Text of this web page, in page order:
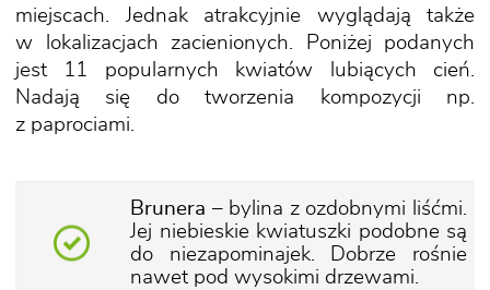
miejscach. Jednak atrakcyjnie wyglądają także
w lokalizacjach zacienionych. Poniżej podanych
jest 11 popularnych kwiatów lubiących cień.
Nadają się do tworzenia kompozycji np.
z paprociami.
Brunera – bylina z ozdobnymi liśćmi.
Jej niebieskie kwiatuszki podobne są
do niezapominajek. Dobrze rośnie
nawet pod wysokimi drzewami.